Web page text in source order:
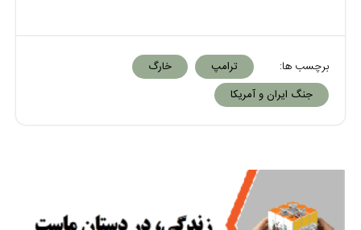
برچسب ها: ترامپ
خارگ
جنگ ایران و آمریکا